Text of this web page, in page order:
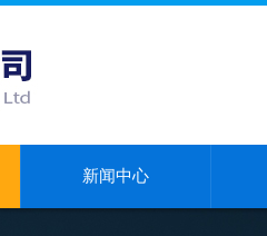
新闻中心